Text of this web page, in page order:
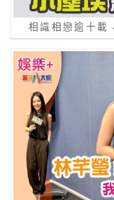
相識相戀逾十載